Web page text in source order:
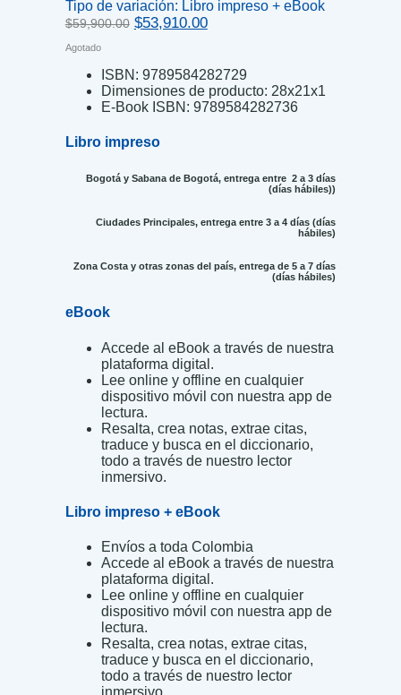
Tipo de variación: Libro impreso + eBook
$59,900.00 Original
$59,900.00.
$53,910.00Current
$53,910.00.
Agotado
ISBN: 9789584282729
Dimensiones de producto: 28x21x1
E-Book ISBN: 9789584282736
Libro impreso
Bogotá y Sabana de Bogotá, entrega entre 2 a 3 días
(días hábiles))
Ciudades Principales, entrega entre 3 a 4 días (días
hábiles)
Zona Costa y otras zonas del país, entrega de 5 a 7 días
(días hábiles)
eBook
Accede al eBook a través de nuestra
plataforma digital.
Lee online y offline en cualquier
dispositivo móvil con nuestra app de
lectura.
Resalta, crea notas, extrae citas,
traduce y busca en el diccionario,
todo a través de nuestro lector
inmersivo.
Libro impreso + eBook
Envíos a toda Colombia
Accede al eBook a través de nuestra
plataforma digital.
Lee online y offline en cualquier
dispositivo móvil con nuestra app de
lectura.
Resalta, crea notas, extrae citas,
traduce y busca en el diccionario,
todo a través de nuestro lector